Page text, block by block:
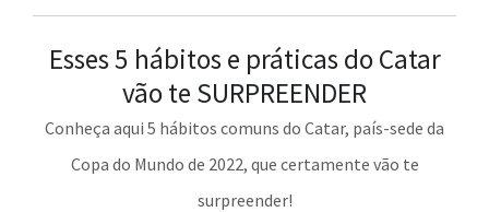
Esses 5 hábitos e práticas do Catar
vão te SURPREENDER
Conheça aqui 5 hábitos comuns do Catar, país-sede da
Copa do Mundo de 2022, que certamente vão te
surpreender!